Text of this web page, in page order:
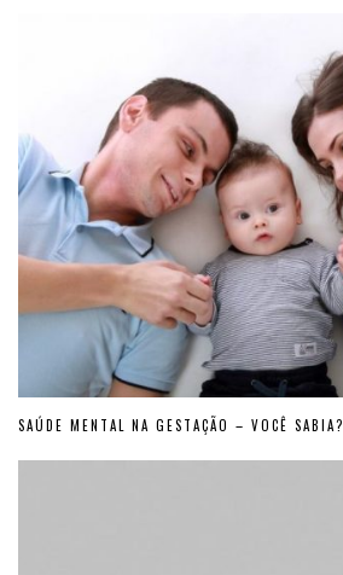
SAÚDE MENTAL NA GESTAÇÃO – VOCÊ SABIA?